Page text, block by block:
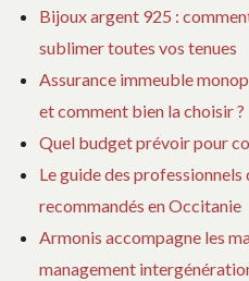
Bijoux argent 925 :
sublimer toutes vos tenues
Assurance immeuble
et comment bien la choisir ?
Quel budget prévoir pour
Le guide des professionnels
recommandés en Occitanie
Armonis accompagne les
management